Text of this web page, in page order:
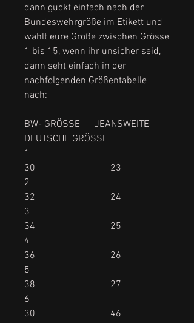
dann guckt einfach nach der
Bundeswehrgröße im Etikett und
wählt eure Größe zwischen Grösse
1 bis 15, wenn ihr unsicher seid,
dann seht einfach in der
nachfolgenden Größentabelle
nach:
BW- GRÖSSE JEANSWEITE
DEUTSCHE GRÖSSE
1
30 23
2
32 24
3
34 25
4
36 26
5
38 27
6
30 46